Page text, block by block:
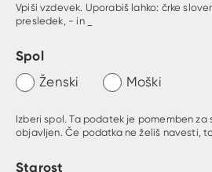
Vpiši vzdevek. Uporabiš lahko: črke
presledek, - in _
Spol
Ženski Moški
Izberi spol. Ta podatek je pomemben
objavljen. Če podatka ne želiš navesti,
Starost